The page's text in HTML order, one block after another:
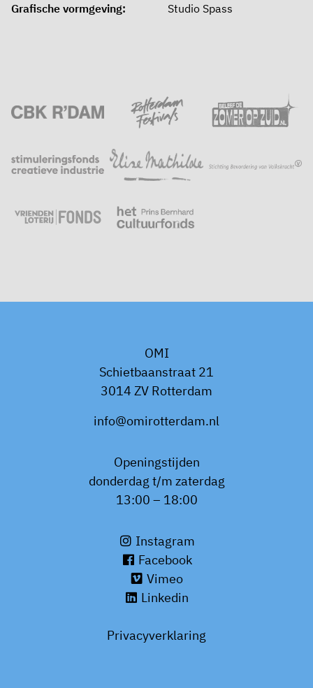
Grafische vormgeving:
Studio Spass
OMI
Schietbaanstraat 21
3014 ZV Rotterdam
info@omirotterdam.nl
Openingstijden
donderdag t/m zaterdag
13:00 – 18:00
Instagram
Facebook
Vimeo
Linkedin
Privacyverklaring